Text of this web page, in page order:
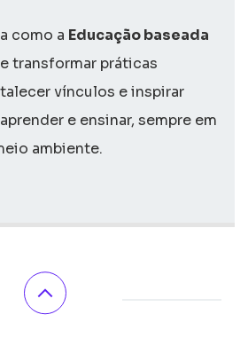
como a Educação baseada
transformar práticas
vínculos e inspirar
e ensinar, sempre em
ambiente.